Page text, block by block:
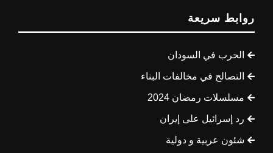
روابط سريعة
الحرب في السودان
التصالح في مخالفات البناء
مسلسلات رمضان 2024
رد إسرائيل على إيران
شئون عربية و دولية